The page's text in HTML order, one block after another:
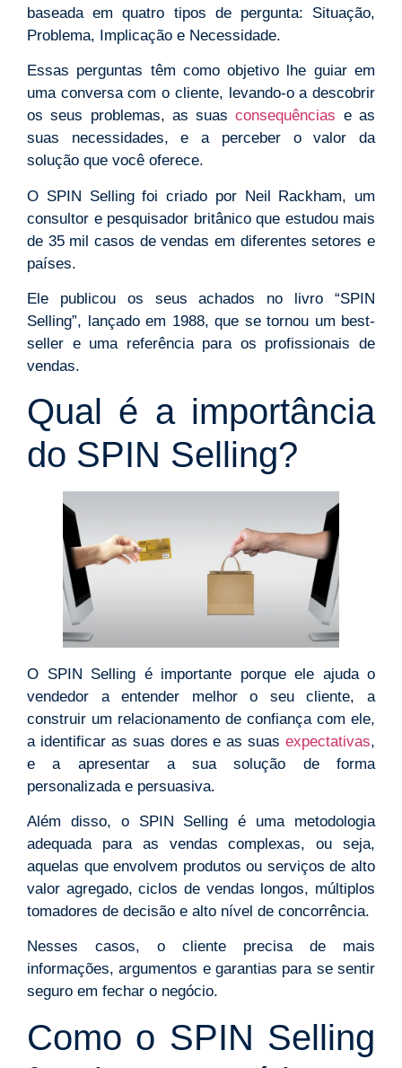
baseada em quatro tipos de pergunta: Situação,
Problema, Implicação e Necessidade.
Essas perguntas têm como objetivo lhe guiar em
uma conversa com o cliente, levando-o a descobrir
os seus problemas, as suasconsequências e as
suas necessidades, e a perceber o valor da
solução que você oferece.
O SPIN Selling foi criado por Neil Rackham, um
consultor e pesquisador britânico que estudou mais
de 35 mil casos de vendas em diferentes setores e
países.
Ele publicou os seus achados no livro “SPIN
Selling”, lançado em 1988, que se tornou um best-
seller e uma referência para os profissionais de
vendas.
Qual é a importância
do SPIN Selling?
O SPIN Selling é importante porque ele ajuda o
vendedor a entender melhor o seu cliente, a
construir um relacionamento de confiança com ele,
a identificar as suas dores e as suas expectativas,
e a apresentar a sua solução de forma
personalizada e persuasiva.
Além disso, o SPIN Selling é uma metodologia
adequada para as vendas complexas, ou seja,
aquelas que envolvem produtos ou serviços de alto
valor agregado, ciclos de vendas longos, múltiplos
tomadores de decisão e alto nível de concorrência.
Nesses casos, o cliente precisa de mais
informações, argumentos e garantias para se sentir
seguro em fechar o negócio.
Como o SPIN Selling